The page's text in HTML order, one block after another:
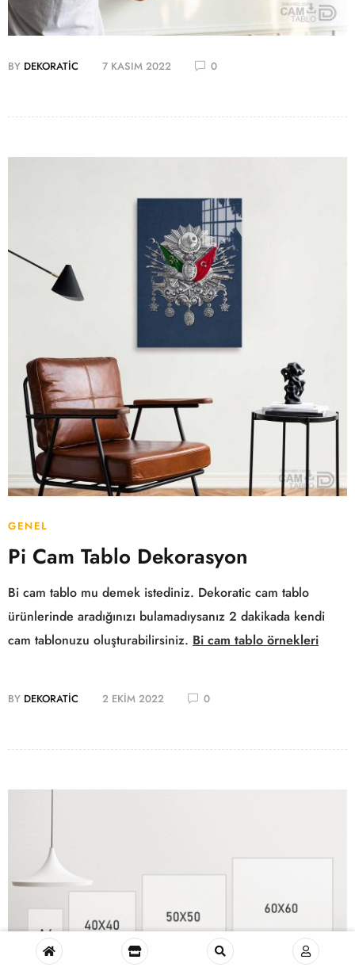
BY DEKORATIC 7 KASIM 2022 0
GENEL
Pi Cam Tablo Dekorasyon
Bi cam tablo mu demek istediniz. Dekoratic cam tablo
ürünlerinde aradığınızı bulamadıysanız 2 dakikada kendi
cam tablonuzu oluşturabilirsiniz. Bi cam tablo örnekleri
BY DEKORATIC 2 EKIM 2022 0